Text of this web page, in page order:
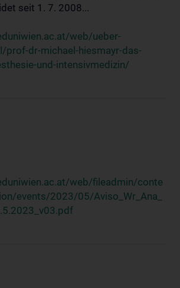
seit 1. 7. 2008...
web/ueber-
prof-dr-michael-hiesmayr-das-
und-intensivmedizin/
web/fileadmin/conte
events/2023/05/Aviso_Wr_Ana_